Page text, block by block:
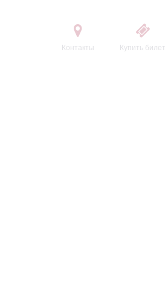
Контакты Купить билет